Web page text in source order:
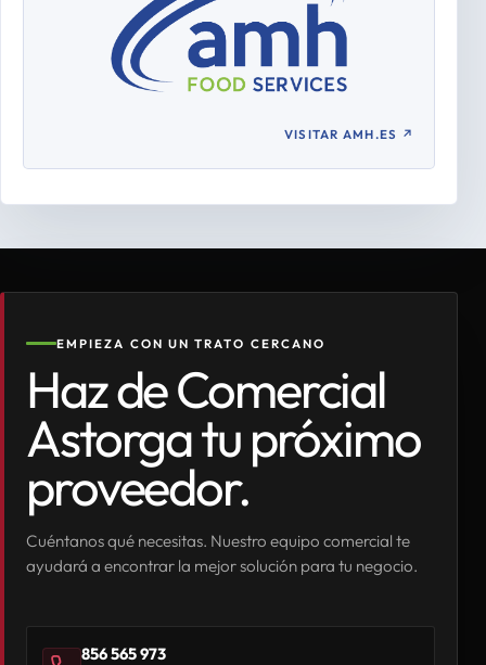
VISITAR AMH.ES ↗
EMPIEZA CON UN TRATO CERCANO
Haz de Comercial
Astorga tu próximo
proveedor.
Cuéntanos qué necesitas. Nuestro equipo comercial te
ayudará a encontrar la mejor solución para tu negocio.
856 565 973